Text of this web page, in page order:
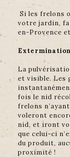
Si les frelons
votre jardin,
en-Provence
La
et visible. Les
fois le nid
frelons
voleront
nid, et iront
que celui-ci
du produit,
proximité !